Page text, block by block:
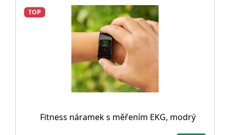
TOP
Fitness náramek s měřením EKG, modrý